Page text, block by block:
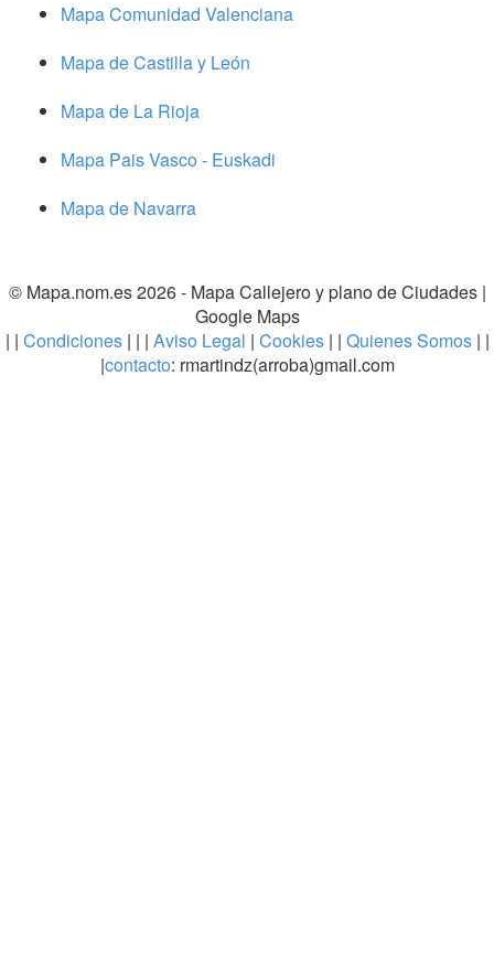
Mapa Comunidad Valenciana
Mapa de Castilla y León
Mapa de La Rioja
Mapa Pais Vasco - Euskadi
Mapa de Navarra
© Mapa.nom.es 2026 - Mapa Callejero y plano de Ciudades|
Google Maps
| | Condiciones| | | Aviso Legal | Cookies | | Quienes Somos | |
|contacto: rmartindz(arroba)gmail.com